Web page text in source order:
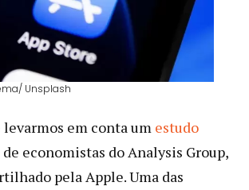
Unsplash
levarmos em conta um estudo
economistas do Analysis Group,
pela Apple. Uma das